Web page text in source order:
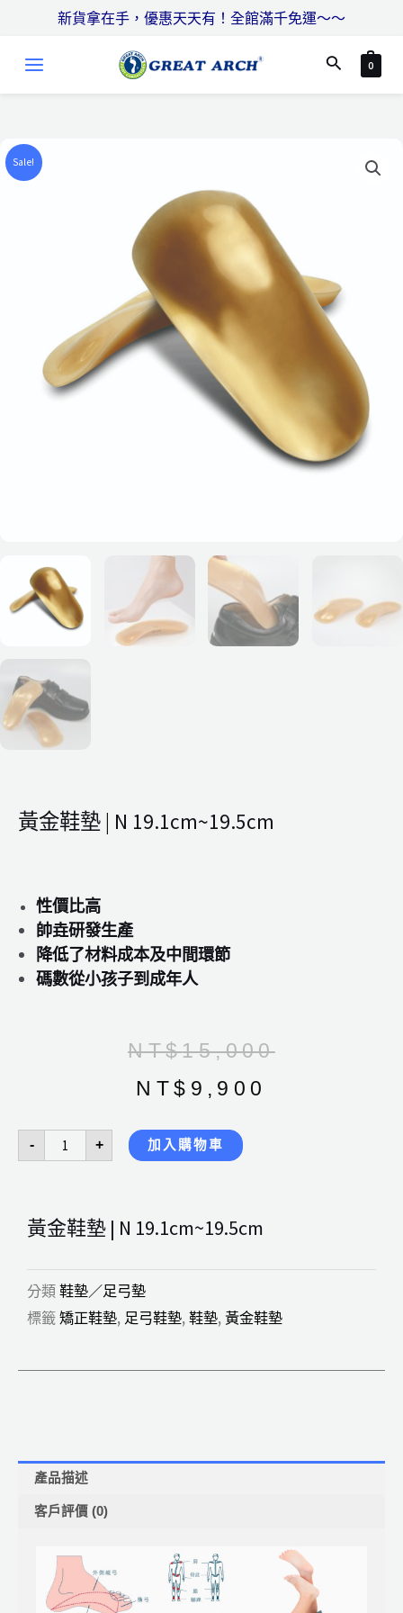
新貨拿在手，優惠天天有！全館滿千免運～～
搜
尋
0
搜
Sale!
黃金鞋墊 | N 19.1cm~19.5cm
性價比高
帥垚研發生產
降低了材料成本及中間環節
碼數從小孩子到成年人
NT$15,000
原
始
價
格：
NT$ 9,900
目
前
價
格：
-
黃
鞋
數
量
+ 加入購物車
黃金鞋墊 | N 19.1cm~19.5cm
分類 鞋墊／足弓墊
標籤 矯正鞋墊, 足弓鞋墊, 鞋墊, 黃金鞋墊
產品描述
客戶評價 (0)